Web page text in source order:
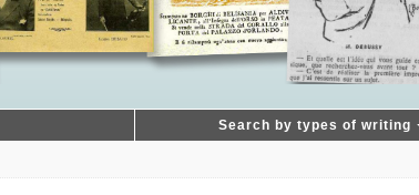
Search by types of writing